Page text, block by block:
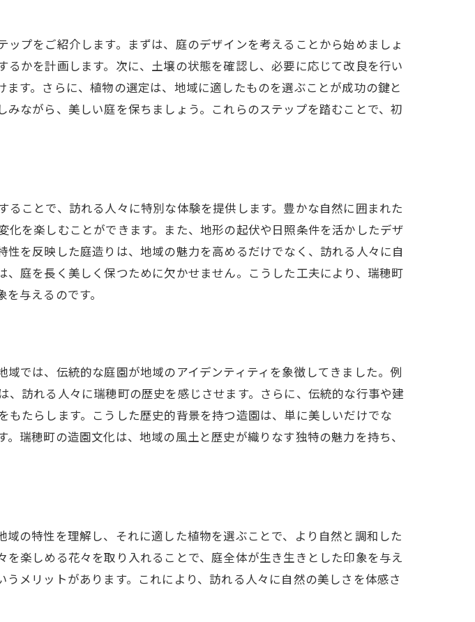
的な庭造り
方法
間の作り方
造りのポイント
する造園テクニック
た庭の設計
ランの立て方
造りアイデア
た植物選び
策に効果的な植栽
設計と植物配置
とトレンド
の資格とスキル
スの始め方
プをご紹介します。まずは、庭のデザインを考えることから始めましょ
かを計画します。次に、土壌の状態を確認し、必要に応じて改良を行い
す。さらに、植物の選定は、地域に適したものを選ぶことが成功の鍵と
ながら、美しい庭を保ちましょう。これらのステップを踏むことで、初
ことで、訪れる人々に特別な体験を提供します。豊かな自然に囲まれた
を楽しむことができます。また、地形の起伏や日照条件を活かしたデザ
を反映した庭造りは、地域の魅力を高めるだけでなく、訪れる人々に自
庭を長く美しく保つために欠かせません。こうした工夫により、瑞穂町
与えるのです。
では、伝統的な庭園が地域のアイデンティティを象徴してきました。例
訪れる人々に瑞穂町の歴史を感じさせます。さらに、伝統的な行事や建
たらします。こうした歴史的背景を持つ造園は、単に美しいだけでな
瑞穂町の造園文化は、地域の風土と歴史が織りなす独特の魅力を持ち、
の特性を理解し、それに適した植物を選ぶことで、より自然と調和した
楽しめる花々を取り入れることで、庭全体が生き生きとした印象を与え
メリットがあります。これにより、訪れる人々に自然の美しさを体感さ